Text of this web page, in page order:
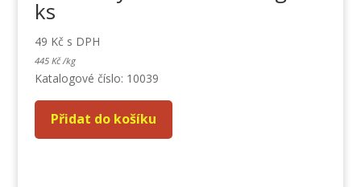
ks
49 Kč s DPH
445 Kč /kg
Katalogové číslo: 10039
Přidat do košíku